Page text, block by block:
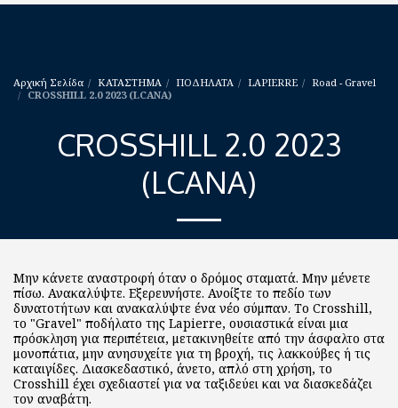
Αρχική Σελίδα ΚΑΤΑΣΤΗΜΑ ΠΟΔΗΛΑΤΑ LAPIERRE
Road - Gravel
CROSSHILL 2.0 2023 (LCANA)
CROSSHILL 2.0 2023
(LCANA)
Μην κάνετε αναστροφή όταν ο δρόμος σταματά. Μην μένετε
πίσω. Ανακαλύψτε. Εξερευνήστε. Ανοίξτε το πεδίο των
δυνατοτήτων και ανακαλύψτε ένα νέο σύμπαν. Το Crosshill,
το "Gravel" ποδήλατο της Lapierre, ουσιαστικά είναι μια
πρόσκληση για περιπέτεια, μετακινηθείτε από την άσφαλτο στα
μονοπάτια, μην ανησυχείτε για τη βροχή, τις λακκούβες ή τις
καταιγίδες. Διασκεδαστικό, άνετο, απλό στη χρήση, το
Crosshill έχει σχεδιαστεί για να ταξιδεύει και να διασκεδάζει
τον αναβάτη.